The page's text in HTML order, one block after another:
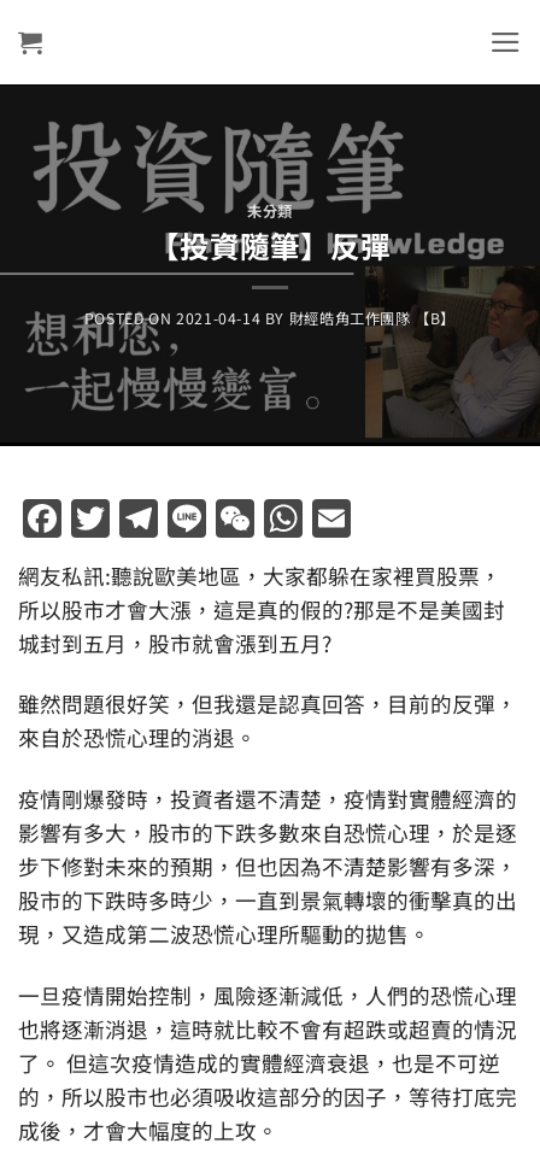
content
未分類
【投資隨筆】反彈
POSTED ON2021-04-14 BY 財經皓角工作團隊 【B】
Facebook
Twitter
Telegram
LineWeChatWhatsApp
網友私訊:聽說歐美地區，大家都躲在家裡買股票，
所以股市才會大漲，這是真的假的?那是不是美國封
城封到五月，股市就會漲到五月?
雖然問題很好笑，但我還是認真回答，目前的反彈，
來自於恐慌心理的消退。
疫情剛爆發時，投資者還不清楚，疫情對實體經濟的
影響有多大，股市的下跌多數來自恐慌心理，於是逐
步下修對未來的預期，但也因為不清楚影響有多深，
股市的下跌時多時少，一直到景氣轉壞的衝擊真的出
現，又造成第二波恐慌心理所驅動的拋售。
一旦疫情開始控制，風險逐漸減低，人們的恐慌心理
也將逐漸消退，這時就比較不會有超跌或超賣的情況
了。 但這次疫情造成的實體經濟衰退，也是不可逆
的，所以股市也必須吸收這部分的因子，等待打底完
成後，才會大幅度的上攻。